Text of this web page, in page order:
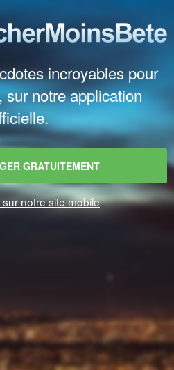
incroyables pour
sur notre application
GRATUITEMENT
notre site mobile